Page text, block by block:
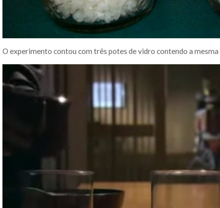
O experimento contou com três potes de vidro contendo a mesma